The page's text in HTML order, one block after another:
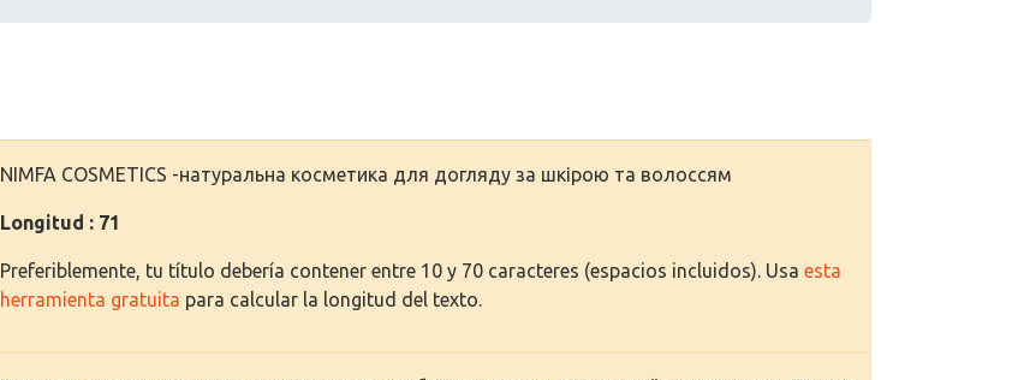
NIMFA COSMETICS -натуральна косметика для догляду за шкірою та волоссям
Longitud : 71
Preferiblemente, tu título debería contener entre 10 y 70 caracteres (espacios incluidos). Usa esta
herramienta gratuita para calcular la longitud del texto.